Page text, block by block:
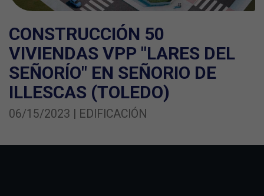
CONSTRUCCIÓN 50
VIVIENDAS VPP "LARES DEL
SEÑORÍO" EN SEÑORIO DE
ILLESCAS (TOLEDO)
06/15/2023 | EDIFICACIÓN